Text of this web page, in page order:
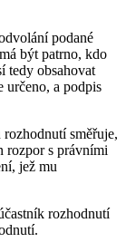
podané
být patrno, kdo
tedy obsahovat
určeno, a podpis
směřuje,
rozpor s právními
jež mu
rozhodnutí